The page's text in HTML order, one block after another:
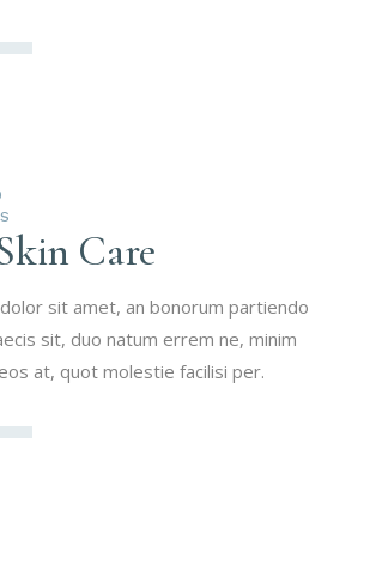
Care
sit amet, an bonorum partiendo
sit, duo natum errem ne, minim
at, quot molestie facilisi per.